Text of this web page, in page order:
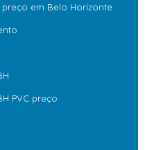
preço em Belo Horizonte
PVC preço